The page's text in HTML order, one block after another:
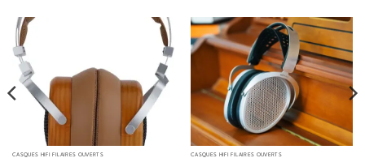
CASQUES HIFI FILAIRES OUVERTS CASQUES HIFI FILAIRES OUVERTS